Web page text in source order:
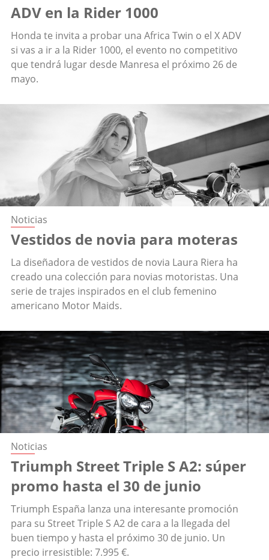
ADV en la Rider 1000
Honda te invita a probar una Africa Twin o el X ADV
si vas a ir a la Rider 1000, el evento no competitivo
que tendrá lugar desde Manresa el próximo 26 de
mayo.
Noticias
Vestidos de novia para moteras
La diseñadora de vestidos de novia Laura Riera ha
creado una colección para novias motoristas. Una
serie de trajes inspirados en el club femenino
americano Motor Maids.
Noticias
Triumph Street Triple S A2: súper
promo hasta el 30 de junio
Triumph España lanza una interesante promoción
para su Street Triple S A2 de cara a la llegada del
buen tiempo y hasta el próximo 30 de junio. Un
precio irresistible: 7.995 €.